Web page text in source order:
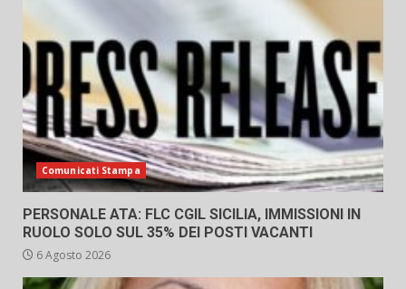
Comunicati Stampa
PERSONALE ATA: FLC CGIL SICILIA, IMMISSIONI IN
RUOLO SOLO SUL 35% DEI POSTI VACANTI
6 Agosto 2026